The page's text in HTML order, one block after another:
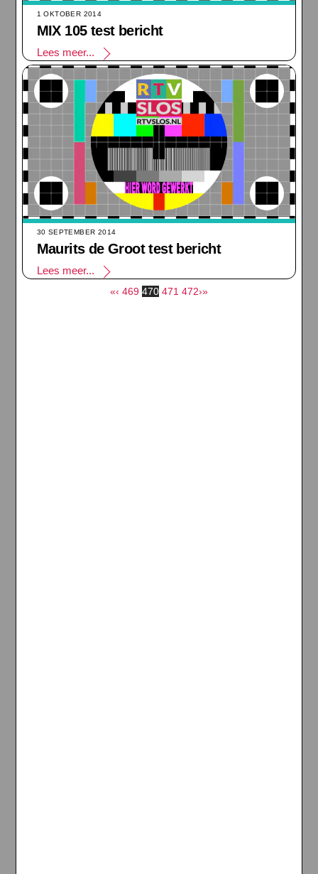
1 OKTOBER 2014
MIX 105 test bericht
Lees meer...
30 SEPTEMBER 2014
Maurits de Groot test bericht
Lees meer...
«‹ 469 470 471 472›»